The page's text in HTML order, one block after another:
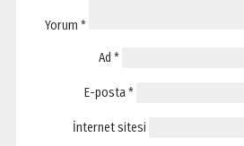
Yorum *
Ad *
E-posta*
İnternet sitesi